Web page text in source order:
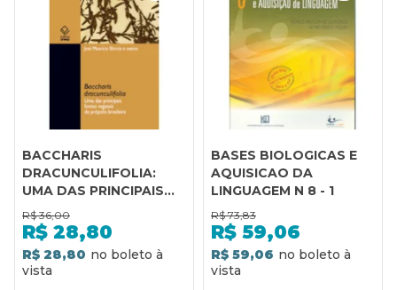
BACCHARIS
DRACUNCULIFOLIA:
UMA DAS PRINCIPAIS
FONTES VEGETAIS DA
PRÓPOLIS BRASILEIRA
R$ 36,00
R$ 28,80
R$ 28,80
BASES BIOLOGICAS E
AQUISICAO DA
LINGUAGEM N 8 - 1
R$ 73,83
R$ 59,06
R$ 59,06